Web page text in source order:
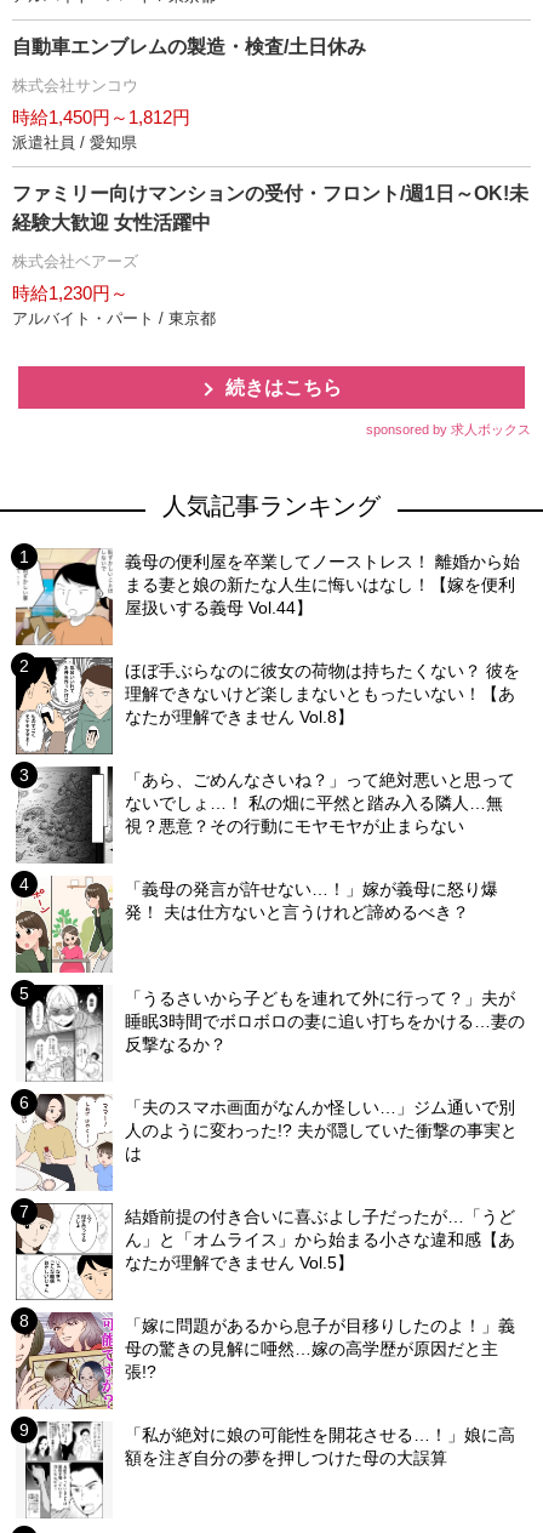
自動車エンブレムの製造・検査/土日休み
株式会社サンコウ
時給1,450円～1,812円
派遣社員 / 愛知県
ファミリー向けマンションの受付・フロント/週1日～OK!未
経験大歓迎 女性活躍中
株式会社ベアーズ
時給1,230円～
アルバイト・パート / 東京都
続きはこちら
sponsored by 求人ボックス
人気記事ランキング
義母の便利屋を卒業してノーストレス！ 離婚から始
まる妻と娘の新たな人生に悔いはなし！【嫁を便利
屋扱いする義母 Vol.44】
ほぼ手ぶらなのに彼女の荷物は持ちたくない？ 彼を
理解できないけど楽しまないともったいない！【あ
なたが理解できません Vol.8】
「あら、ごめんなさいね？」って絶対悪いと思って
ないでしょ…！ 私の畑に平然と踏み入る隣人…無
視？悪意？その行動にモヤモヤが止まらない
「義母の発言が許せない…！」嫁が義母に怒り爆
発！ 夫は仕方ないと言うけれど諦めるべき？
「うるさいから子どもを連れて外に行って？」夫が
睡眠3時間でボロボロの妻に追い打ちをかける…妻の
反撃なるか？
「夫のスマホ画面がなんか怪しい…」ジム通いで別
人のように変わった!? 夫が隠していた衝撃の事実と
は
結婚前提の付き合いに喜ぶよし子だったが…「うど
ん」と「オムライス」から始まる小さな違和感【あ
なたが理解できません Vol.5】
「嫁に問題があるから息子が目移りしたのよ！」義
母の驚きの見解に唖然…嫁の高学歴が原因だと主
張!?
「私が絶対に娘の可能性を開花させる…！」娘に高
額を注ぎ自分の夢を押しつけた母の大誤算